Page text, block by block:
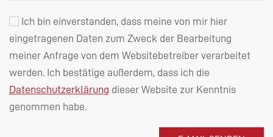
Ich bin einverstanden, dass meine von mir hier
eingetragenen Daten zum Zweck der Bearbeitung
meiner Anfrage von dem Websitebetreiber verarbeitet
werden. Ich bestätige außerdem, dass ich die
Datenschutzerklärung dieser Website zur Kenntnis
genommen habe.